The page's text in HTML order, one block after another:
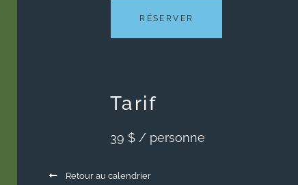
RÉSERVER
Tarif
39 $ / personne
Retour au calendrier